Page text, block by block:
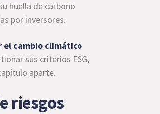
huella de carbono
por inversores.
el cambio climático
sus criterios ESG,
aparte.
riesgos